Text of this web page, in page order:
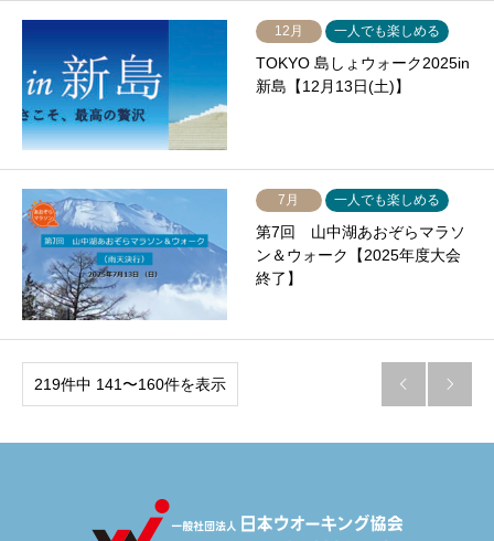
12月 一人でも楽しめる
TOKYO 島しょウォーク2025in
新島【12月13日(土)】
7月 一人でも楽しめる
第7回 山中湖あおぞらマラソ
ン＆ウォーク【2025年度大会
終了】
219件中 141〜160件を表示  